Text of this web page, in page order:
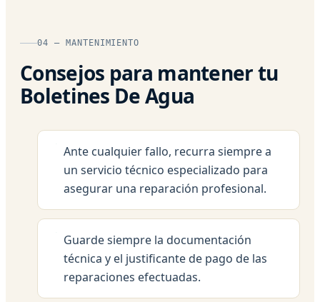
04 — MANTENIMIENTO
Consejos para mantener tu
Boletines De Agua
Ante cualquier fallo, recurra siempre a
un servicio técnico especializado para
asegurar una reparación profesional.
Guarde siempre la documentación
técnica y el justificante de pago de las
reparaciones efectuadas.